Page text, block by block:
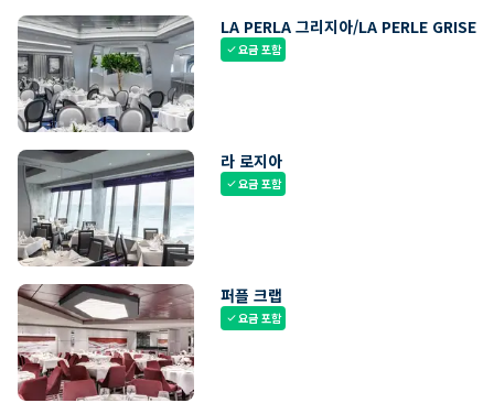
LA PERLA 그리지아/LA PERLE GRISE
check요금 포함
라 로지아
check요금 포함
퍼플 크랩
check요금 포함